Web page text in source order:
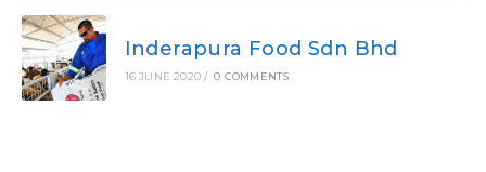
Inderapura Food Sdn Bhd
16 JUNE 2020 / 0 COMMENTS